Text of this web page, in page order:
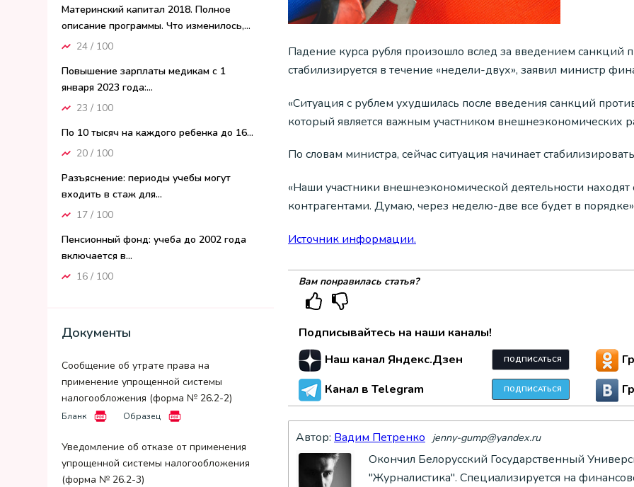
Материнский капитал 2018. Полное
описание программы. Что изменилось,...
24 / 100
Повышение зарплаты медикам с 1
января 2023 года:...
23 / 100
По 10 тысяч на каждого ребенка до 16...
20 / 100
Разъяснение: периоды учебы могут
входить в стаж для...
17 / 100
Пенсионный фонд: учеба до 2002 года
включается в...
16 / 100
Документы
Сообщение об утрате права на
применение упрощенной системы
налогообложения (форма № 26.2-2)
Бланк Образец
Уведомление об отказе от применения
упрощенной системы налогообложения
(форма № 26.2-3)
Падение курса рубля произошло вслед за введением санкций
стабилизируется в течение «недели-двух», заявил министр
«Ситуация с рублем ухудшилась после введения санкций
который является важным участником внешнеэкономических
По словам министра, сейчас ситуация начинает
«Наши участники внешнеэкономической деятельности
контрагентами. Думаю, через неделю-две все будет в
Источник информации.
Вам понравилась статья?
Подписывайтесь на наши каналы!
Наш канал Яндекс.Дзен
ПОДПИСАТЬСЯ
Канал в Telegram ПОДПИСАТЬСЯ
Автор: Вадим Петренко jenny-gump@yandex.ru
Окончил Белорусский Государственный
"Журналистика". Специализируется на